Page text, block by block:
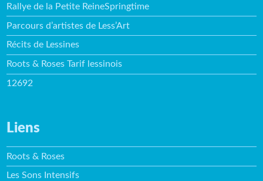
Rallye de la Petite ReineSpringtime
Parcours d’artistes de Less’Art
Récits de Lessines
Roots & Roses Tarif lessinois
12692
Liens
Roots & Roses
Les Sons Intensifs